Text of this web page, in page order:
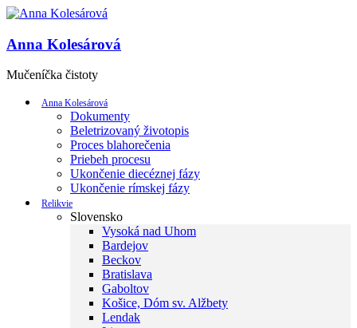
Anna Kolesárová
Mučeníčka čistoty
Anna Kolesárová
Dokumenty
Beletrizovaný životopis
Proces blahorečenia
Priebeh procesu
Ukončenie diecéznej fázy
Ukončenie rímskej fázy
Relikvie
Slovensko
Vysoká nad Uhom
Bardejov
Beckov
Bratislava
Gaboltov
Košice, Dóm sv. Alžbety
Lendak